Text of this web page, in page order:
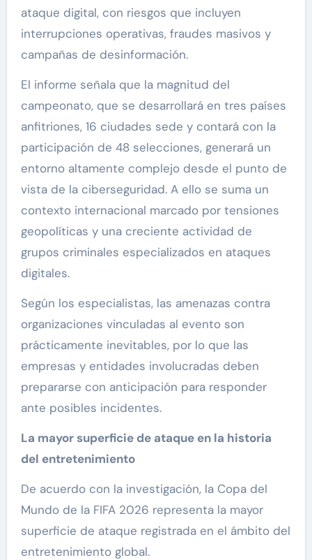
ataque digital, con riesgos que incluyen
interrupciones operativas, fraudes masivos y
campañas de desinformación.
El informe señala que la magnitud del
campeonato, que se desarrollará en tres países
anfitriones, 16 ciudades sede y contará con la
participación de 48 selecciones, generará un
entorno altamente complejo desde el punto de
vista de la ciberseguridad. A ello se suma un
contexto internacional marcado por tensiones
geopolíticas y una creciente actividad de
grupos criminales especializados en ataques
digitales.
Según los especialistas, las amenazas contra
organizaciones vinculadas al evento son
prácticamente inevitables, por lo que las
empresas y entidades involucradas deben
prepararse con anticipación para responder
ante posibles incidentes.
La mayor superficie de ataque en la historia
del entretenimiento
De acuerdo con la investigación, la Copa del
Mundo de la FIFA 2026 representa la mayor
superficie de ataque registrada en el ámbito del
entretenimiento global.